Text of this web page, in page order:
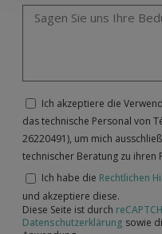
Ich akzeptiere die
das technische Personal von
26220491), um mich
technischer Beratung zu ihren
Ich habe die Rechtlichen
und akzeptiere diese.
Diese Seite ist durch
Datenschutzerklärung sowie